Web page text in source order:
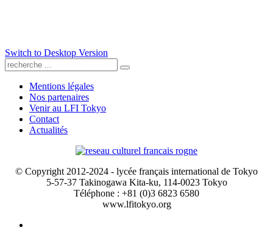
Switch to Desktop Version
Mentions légales
Nos partenaires
Venir au LFI Tokyo
Contact
Actualités
© Copyright 2012-2024 - lycée français international de Tokyo
5-57-37 Takinogawa Kita-ku, 114-0023 Tokyo
Téléphone : +81 (0)3 6823 6580
www.lfitokyo.org